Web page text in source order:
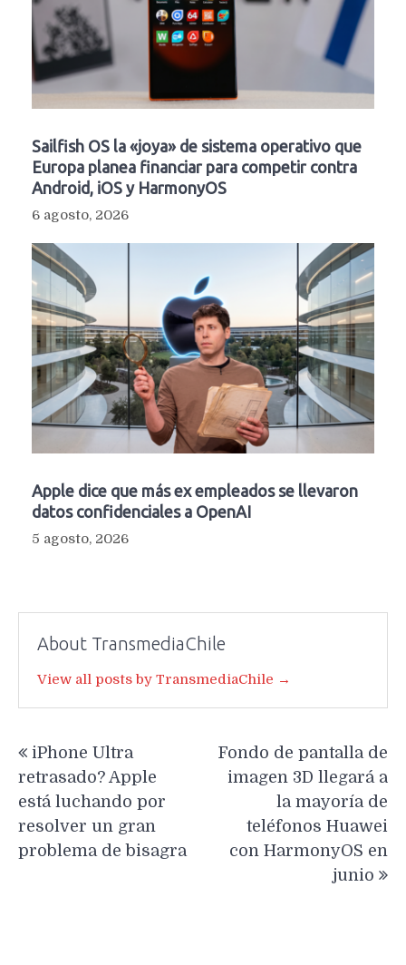
Sailfish OS la «joya» de sistema operativo que
Europa planea financiar para competir contra
Android, iOS y HarmonyOS
6 agosto, 2026
Apple dice que más ex empleados se llevaron
datos confidenciales a OpenAI
5 agosto, 2026
About TransmediaChile
View all posts by TransmediaChile →
de
entradas
iPhone Ultra
retrasado? Apple
está luchando por
resolver un gran
problema de bisagra
Fondo de pantalla de
imagen 3D llegará a
la mayoría de
teléfonos Huawei
con HarmonyOS en
junio